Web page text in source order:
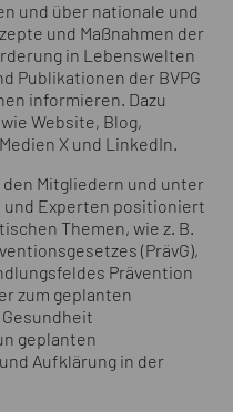
und über nationale und
und Maßnahmen der
in Lebenswelten
Publikationen der BVPG
informieren. Dazu
Website, Blog,
X und LinkedIn.
den Mitgliedern und unter
und Experten positioniert
Themen, wie z. B.
(PrävG),
Prävention
zum geplanten
geplanten
Aufklärung in der